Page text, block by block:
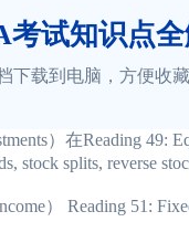
考试知识点
下载到电脑，方便收
）在Reading 49:
stock splits, reverse
） Reading 51: Fixed-